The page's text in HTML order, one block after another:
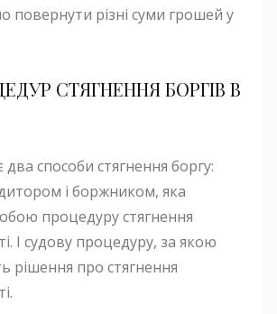
повернути різні суми грошей у
СТЯГНЕННЯ БОРГІВ В
два способи стягнення боргу:
і боржником, яка
процедуру стягнення
І судову процедуру, за якою
рішення про стягнення